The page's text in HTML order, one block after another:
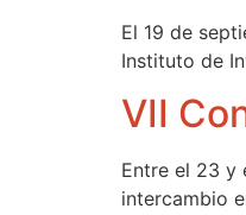
El 19 de
Instituto de
VII
Entre el 23 y
intercambio